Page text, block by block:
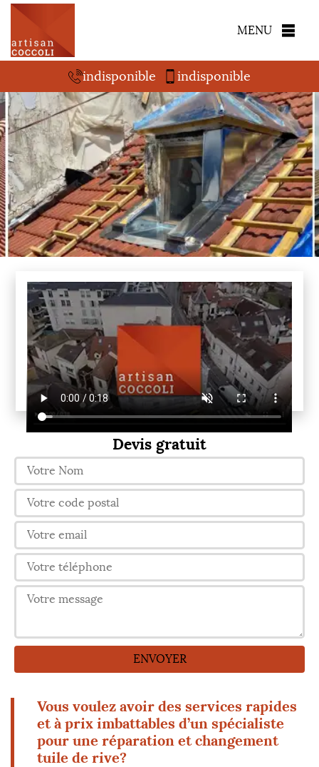
MENU
indisponible indisponible
Devis gratuit
Vous voulez avoir des services rapides
et à prix imbattables d’un spécialiste
pour une réparation et changement
tuile de rive?